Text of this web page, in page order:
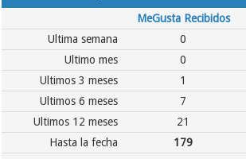
MeGusta Recibidos
Ultima semana
0
Ultimo mes
0
Ultimos 3 meses
1
Ultimos 6 meses
7
Ultimos 12 meses
21
Hasta la fecha
179